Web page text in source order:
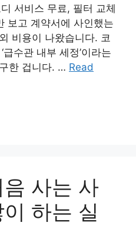
서비스 무료, 필터 교체
보고 계약서에 사인했는
비용이 나왔습니다. 코
수관 내부 세정’이라는
한 겁니다. … Read
사는 사
하는 실